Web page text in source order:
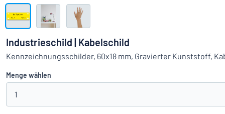
Das
Alle Kategorien anzeigen
Einloggen
Kundenservice
Privat
Industrieschild | Kabelschild
Kennzeichnungsschilder, 60x18 mm, Gravierter Kunststoff,
Menge wählen
1